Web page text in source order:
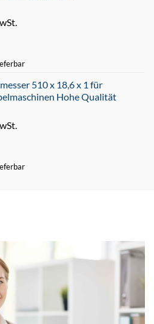
510 x 18,6 x 1 für
Hohe Qualität